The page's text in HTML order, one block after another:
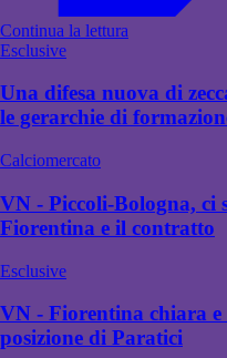
Continua la lettura
Esclusive
Una difesa nuova di
le gerarchie di
Calciomercato
VN - Piccoli-Bologna, ci
Fiorentina e il contratto
Esclusive
VN - Fiorentina chiara
posizione di Paratici